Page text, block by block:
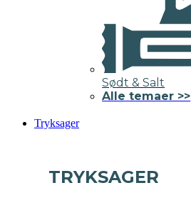
Sødt & Salt
Alle temaer >>
Tryksager
TRYKSAGER